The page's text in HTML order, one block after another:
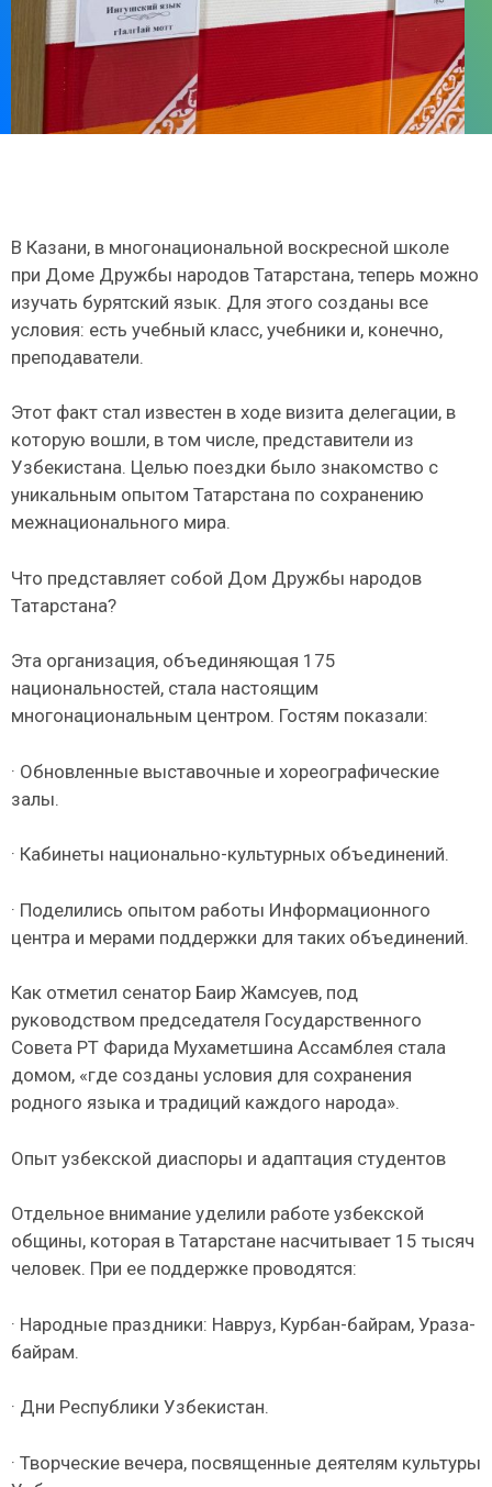
В Казани, в многонациональной воскресной школе
при Доме Дружбы народов Татарстана, теперь можно
изучать бурятский язык. Для этого созданы все
условия: есть учебный класс, учебники и, конечно,
преподаватели.
Этот факт стал известен в ходе визита делегации, в
которую вошли, в том числе, представители из
Узбекистана. Целью поездки было знакомство с
уникальным опытом Татарстана по сохранению
межнационального мира.
Что представляет собой Дом Дружбы народов
Татарстана?
Эта организация, объединяющая 175
национальностей, стала настоящим
многонациональным центром. Гостям показали:
· Обновленные выставочные и хореографические
залы.
· Кабинеты национально-культурных объединений.
· Поделились опытом работы Информационного
центра и мерами поддержки для таких объединений.
Как отметил сенатор Баир Жамсуев, под
руководством председателя Государственного
Совета РТ Фарида Мухаметшина Ассамблея стала
домом, «где созданы условия для сохранения
родного языка и традиций каждого народа».
Опыт узбекской диаспоры и адаптация студентов
Отдельное внимание уделили работе узбекской
общины, которая в Татарстане насчитывает 15 тысяч
человек. При ее поддержке проводятся:
· Народные праздники: Навруз, Курбан-байрам, Ураза-
байрам.
· Дни Республики Узбекистан.
· Творческие вечера, посвященные деятелям культуры